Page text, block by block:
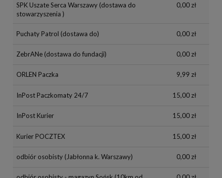
SPK Uszate Serca Warszawy(dostawa do
stowarzyszenia )
0,00 zł
Puchaty Patrol (dostawa do) 0,00 zł
ZebrANe(dostawa do fundacji) 0,00 zł
ORLEN Paczka 9,99 zł
InPost Paczkomaty 24/7 15,00 zł
InPost Kurier 15,00 zł
Kurier POCZTEX 15,00 zł
odbiór osobisty(Jabłonna k. Warszawy) 0,00 zł